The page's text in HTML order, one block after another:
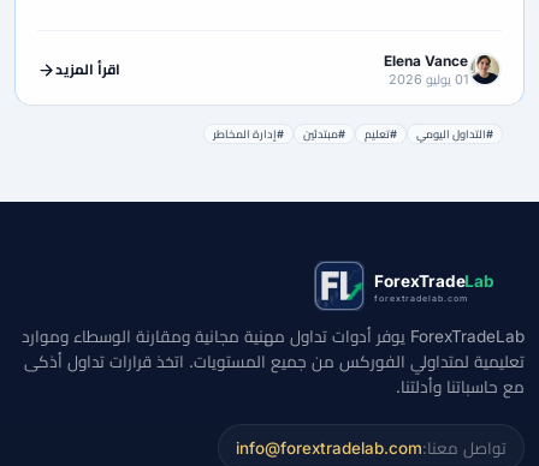
Elena Vance
01 يوليو 2026
اقرأ المزيد
#التداول اليومي #تعليم #مبتدئين #إدارة المخاطر
ForexTradeLab
forextradelab.com
ForexTradeLab يوفر أدوات تداول مهنية مجانية ومقارنة الوسطاء وموارد
تعليمية لمتداولي الفوركس من جميع المستويات. اتخذ قرارات تداول أذكى
مع حاسباتنا وأدلتنا.
تواصل معنا:info@forextradelab.com